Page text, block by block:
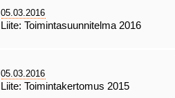
05.03.2016
Liite: Toimintasuunnitelma 2016
05.03.2016
Liite: Toimintakertomus 2015